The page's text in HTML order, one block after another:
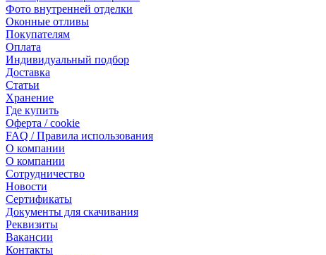
Фото внутренней отделки
Оконные отливы
Покупателям
Оплата
Индивидуальный подбор
Доставка
Статьи
Хранение
Где купить
Оферта / cookie
FAQ / Правила использования
О компании
О компании
Сотрудничество
Новости
Сертификаты
Документы для скачивания
Реквизиты
Вакансии
Контакты